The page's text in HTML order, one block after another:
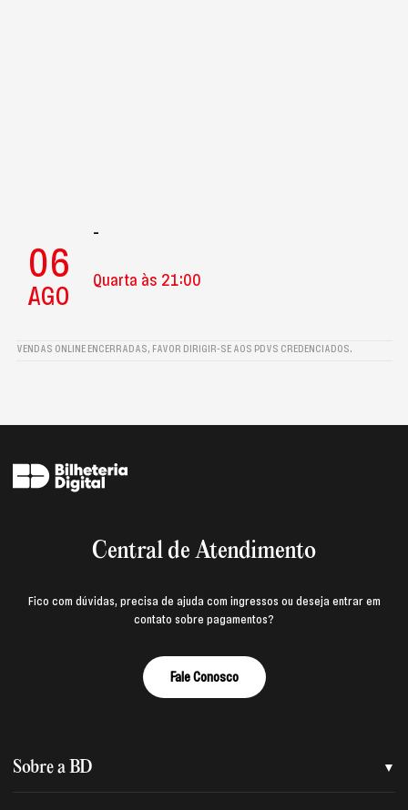
06
AGO
-
Quarta às 21:00
VENDAS ONLINE ENCERRADAS, FAVOR DIRIGIR-SE AOS PDVS CREDENCIADOS.
Central de Atendimento
Fico com dúvidas, precisa de ajuda com ingressos ou deseja entrar em
contato sobre pagamentos?
Fale Conosco
Sobre a BD